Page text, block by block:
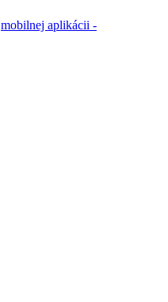
mobilnej aplikácii -